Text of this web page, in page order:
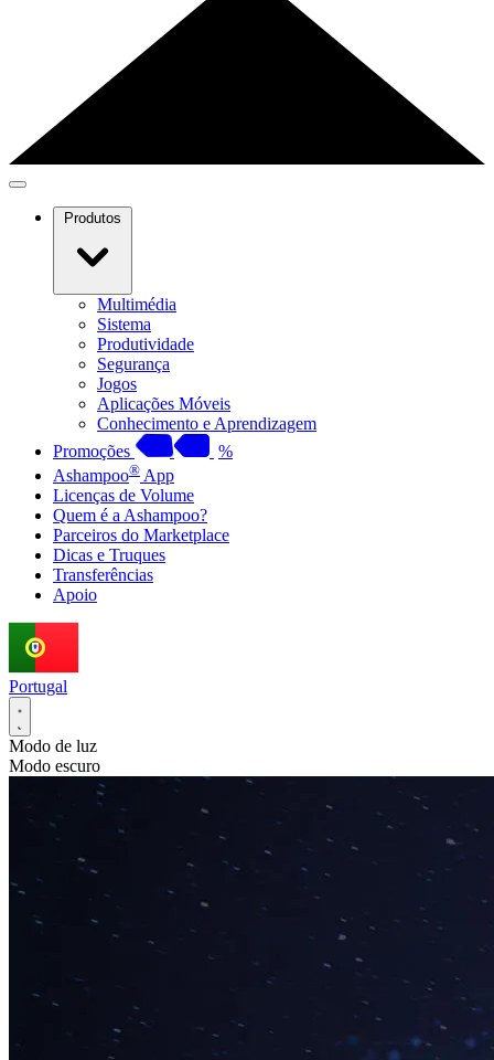
Produtos
Multimédia
Sistema
Produtividade
Segurança
Jogos
Aplicações Móveis
Conhecimento e Aprendizagem
Promoções
%
Ashampoo® App
Licenças de Volume
Quem é a Ashampoo?
Parceiros do Marketplace
Dicas e Truques
Transferências
Apoio
Portugal
Modo de luz
Modo escuro